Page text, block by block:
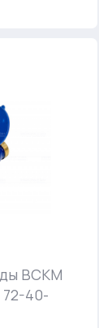
ВСКМ
40-